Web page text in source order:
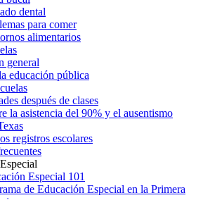
dental
para comer
alimentarios
general
educación pública
después de clases
la asistencia del 90% y el ausentismo
registros escolares
Especial 101
de Educación Especial en la Primera